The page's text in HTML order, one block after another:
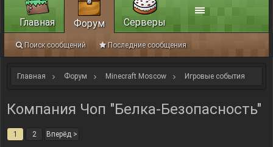
Главная Форум Minecraft Moscow Игровые события
Компания Чоп "Белка-Безопасность"
1 2 Вперёд >
Главная Форум
Поиск сообщений Последние сообщения
Серверы